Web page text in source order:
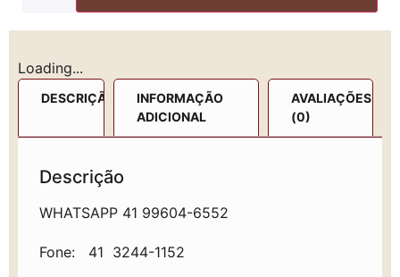
Loading...
DESCRIÇÃO
INFORMAÇÃO
ADICIONAL
AVALIAÇÕES
(0)
Descrição
WHATSAPP 41 99604-6552
Fone: 41 3244-1152